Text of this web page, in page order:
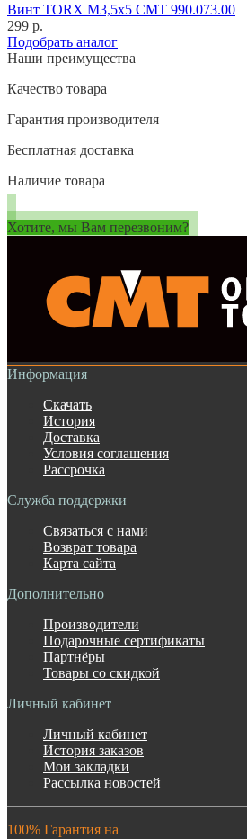
Винт TORX M3,5x5 CMT 990.073.00
299 р.
Подобрать аналог
Наши преимущества
Качество товара
Гарантия производителя
Бесплатная доставка
Наличие товара
Хотите, мы Вам перезвоним?
Информация
Скачать
История
Доставка
Условия соглашения
Рассрочка
Служба поддержки
Связаться с нами
Возврат товара
Карта сайта
Дополнительно
Производители
Подарочные сертификаты
Партнёры
Товары со скидкой
Личный кабинет
Личный кабинет
История заказов
Мои закладки
Рассылка новостей
100% Гарантия на